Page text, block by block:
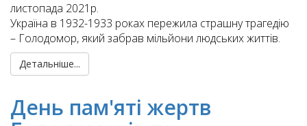
листопада 2021р.
Україна в 1932-1933 роках пережила страшну трагедію
– Голодомор, який забрав мільйони людських життів.
Детальніше...
День пам'яті жертв